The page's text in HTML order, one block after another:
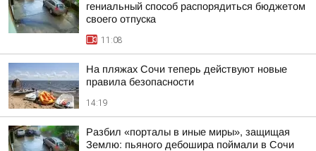
гениальный способ распорядиться бюджетом
своего отпуска
11:08
На пляжах Сочи теперь действуют новые
правила безопасности
14:19
Разбил «порталы в иные миры», защищая
Землю: пьяного дебошира поймали в Сочи